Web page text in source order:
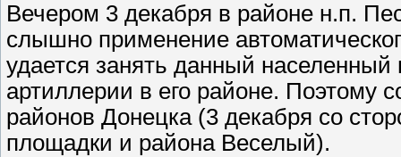
Вечером 3 декабря в районе н.п.
слышно применение
удается занять данный населенный
артиллерии в его районе. Поэтому
районов Донецка (3 декабря со
площадки и района Веселый).